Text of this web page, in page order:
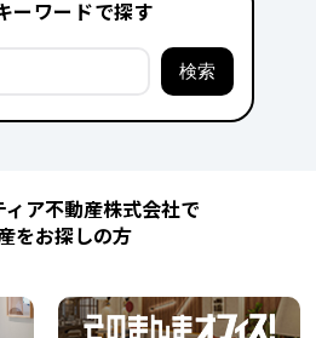
ーワードで探す
ア不動産株式会社で
をお探しの方